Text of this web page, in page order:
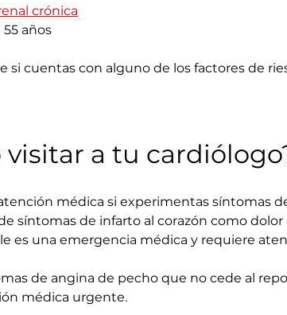
crónica
años
si cuentas con alguno de los factores de
visitar a tu
médica si experimentas síntomas
síntomas de infarto al corazón como
es una emergencia médica y requiere
de angina de pecho que no cede al
médica urgente.